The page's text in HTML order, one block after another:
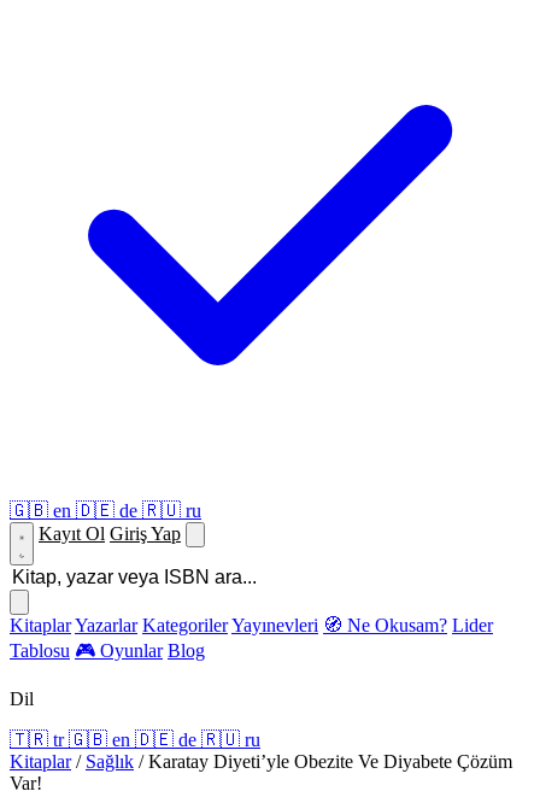
🇬🇧 en 🇩🇪 de 🇷🇺 ru
Kayıt Ol Giriş Yap
KitaplarYazarlar KategorilerYayınevleri 🧭 Ne Okusam? Lider
Tablosu 🎮 Oyunlar Blog
Dil
🇹🇷 tr 🇬🇧 en 🇩🇪 de 🇷🇺 ru
Kitaplar / Sağlık / Karatay Diyeti’yle Obezite Ve Diyabete Çözüm
Var!